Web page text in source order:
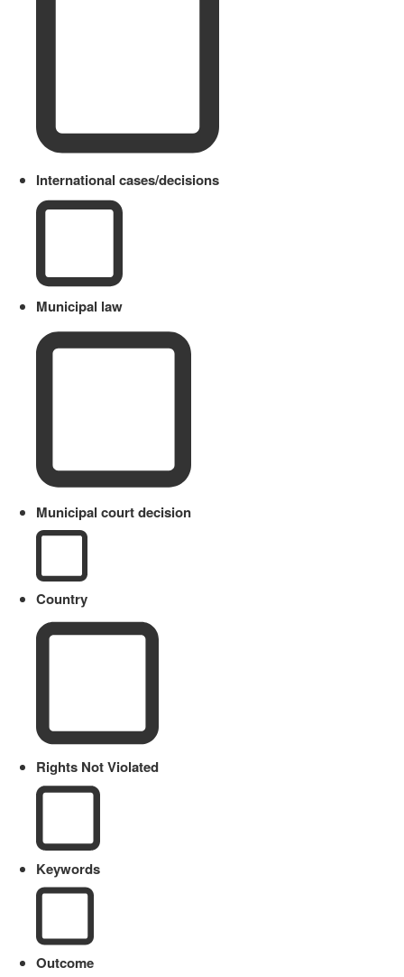
International cases/decisions
Municipal law
Municipal court decision
Country
Rights Not Violated
Keywords
Outcome